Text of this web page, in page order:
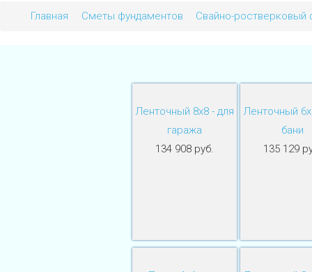
Главная Сметы фундаментов Свайно-ростверковый
Ленточный 8х8 - для
гаража
134 908 руб.
Ленточный
бани
135 129